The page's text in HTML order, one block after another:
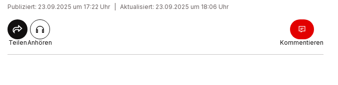
Publiziert: 23.09.2025 um 17:22 Uhr Aktualisiert: 23.09.2025 um 18:06 Uhr
TeilenAnhören Kommentieren